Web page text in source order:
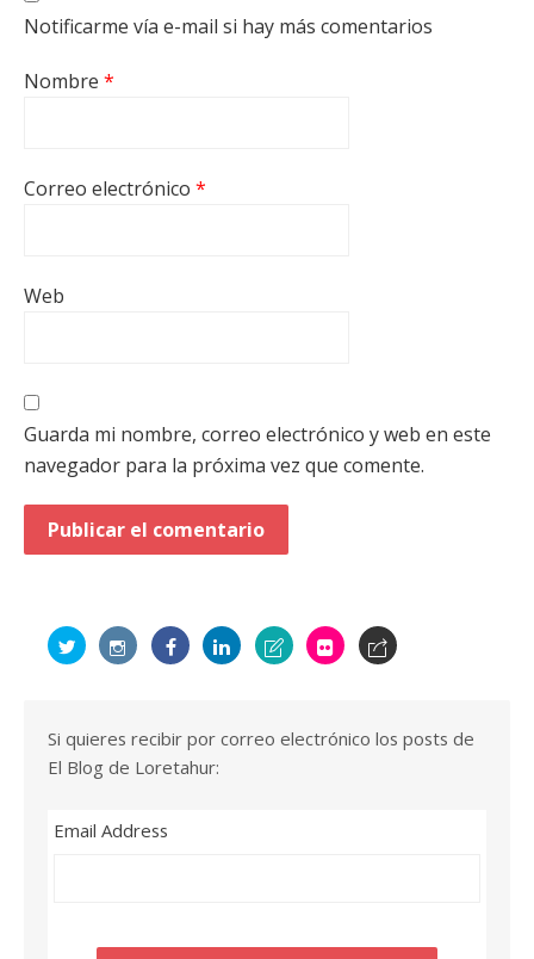
Notificarme vía e-mail si hay más comentarios
Nombre *
Correo electrónico *
Web
Guarda mi nombre, correo electrónico y web en este
navegador para la próxima vez que comente.
Si quieres recibir por correo electrónico los posts de
El Blog de Loretahur:
Email Address